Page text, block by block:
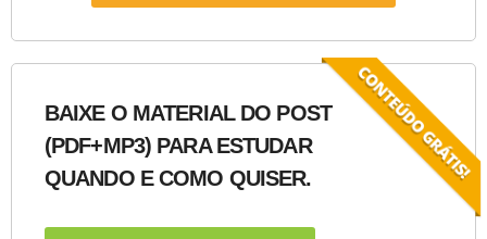
BAIXE O MATERIAL DO POST
(PDF+MP3) PARA ESTUDAR
QUANDO E COMO QUISER.